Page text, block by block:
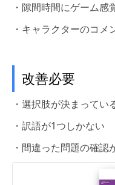
・隙間時間にゲーム感
・キャラクターのコメ
改善必要
・選択肢が決まって
・訳語が1つしかない
・間違った問題の確認